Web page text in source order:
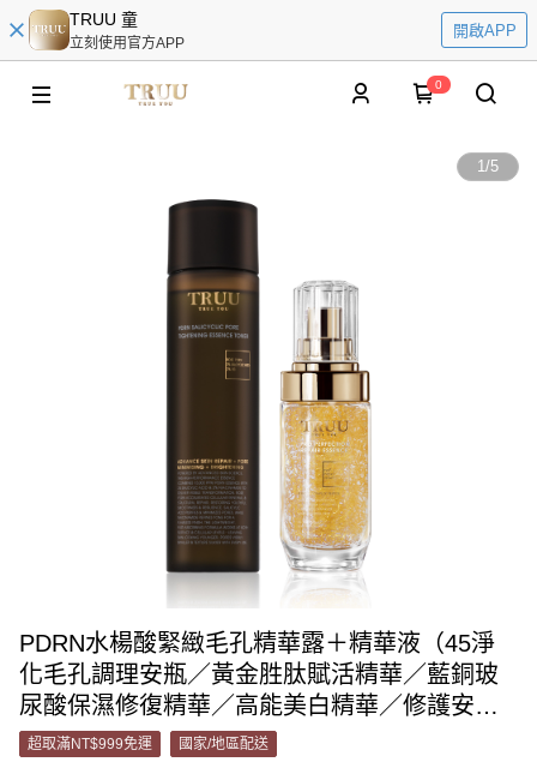
TRUU 童
立刻使用官方APP
開啟APP
0
1/5
PDRN水楊酸緊緻毛孔精華露＋精華液（45淨
化毛孔調理安瓶／黃金胜肽賦活精華／藍銅玻
尿酸保濕修復精華／高能美白精華／修護安撫
舒緩精華／頂級藍銅肌因修復精華）擇一
超取滿NT$999免運 國家/地區配送